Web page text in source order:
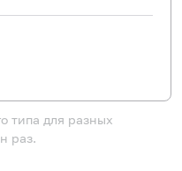
типа для разных
раз.